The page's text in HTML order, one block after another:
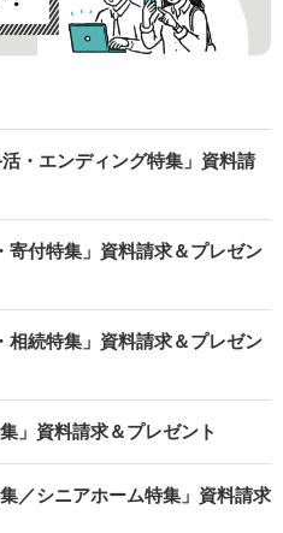
・エンディング特集」資料請
付特集」資料請求＆プレゼン
相続特集」資料請求＆プレゼン
」資料請求＆プレゼント
／シニアホーム特集」資料請求